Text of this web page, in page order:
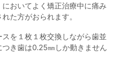
おいてよく矯正治療中に痛み
た方がおられます。
を１枚１枚交換しながら歯並
き歯は0.25㎜しか動きません